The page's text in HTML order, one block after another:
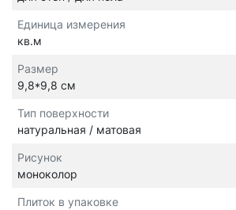
Единица измерения
кв.м
Размер
9,8*9,8 см
Тип поверхности
натуральная / матовая
Рисунок
моноколор
Плиток в упаковке